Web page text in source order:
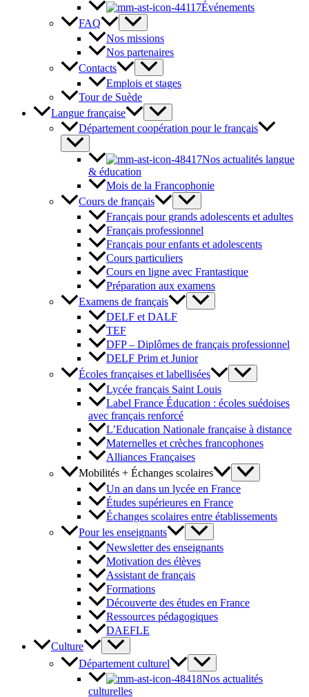
Événements
FAQ
Nos missions
Nos partenaires
Contacts
Emplois et stages
Tour de Suède
Langue française
Département coopération pour le français
Nos actualités langue
& éducation
Mois de la Francophonie
Cours de français
Français pour grands adolescents et adultes
Français professionnel
Français pour enfants et adolescents
Cours particuliers
Cours en ligne avec Frantastique
Préparation aux examens
Examens de français
DELF et DALF
TEF
DFP – Diplômes de français professionnel
DELF Prim et Junior
Écoles françaises et labellisées
Lycée français Saint Louis
Label France Éducation : écoles suédoises
avec français renforcé
L’Education Nationale française à distance
Maternelles et crèches francophones
Alliances Françaises
Mobilités + Échanges scolaires
Un an dans un lycée en France
Études supérieures en France
Échanges scolaires entre établissements
Pour les enseignants
Newsletter des enseignants
Motivation des élèves
Assistant de français
Formations
Découverte des études en France
Ressources pédagogiques
DAEFLE
Culture
Département culturel
Nos actualités
culturelles